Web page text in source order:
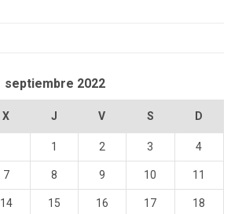
septiembre 2022
X J V S D
1 2 3 4
7 8 9 10 11
14 15 16 17 18